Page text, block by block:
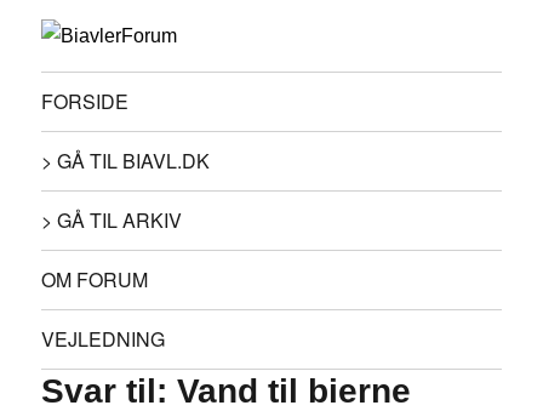
FORSIDE
> GÅ TIL BIAVL.DK
> GÅ TIL ARKIV
OM FORUM
VEJLEDNING
Svar til: Vand til bierne